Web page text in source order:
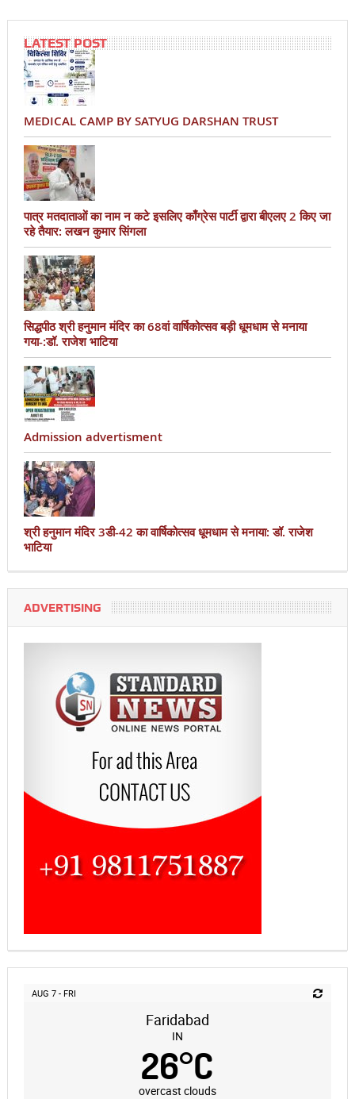
LATEST POST
MEDICAL CAMP BY SATYUG DARSHAN TRUST
पात्र मतदाताओं का नाम न कटे इसलिए काँग्रेस पार्टी द्वारा बीएलए 2 किए जा
रहे तैयार: लखन कुमार सिंगला
सिद्धपीठ श्री हनुमान मंदिर का 68वां वार्षिकोत्सव बड़ी धूमधाम से मनाया
गया-:डॉ. राजेश भाटिया
Admission advertisment
श्री हनुमान मंदिर 3डी-42 का वार्षिकोत्सव धूमधाम से मनाया: डॉ. राजेश
भाटिया
ADVERTISING
AUG 7 - FRI
Faridabad
IN
26°C
overcast clouds